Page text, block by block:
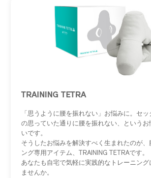
TRAINING TETRA
「思うように腰を振れない」お悩みに。セ
の思っていた通りに腰を振れない、というお
いです。
そうしたお悩みを解決すべく生まれたのが、
ング専用アイテム、TRAINING TETRAです。
あなたも自宅で気軽に実践的なトレーニング
ませんか。